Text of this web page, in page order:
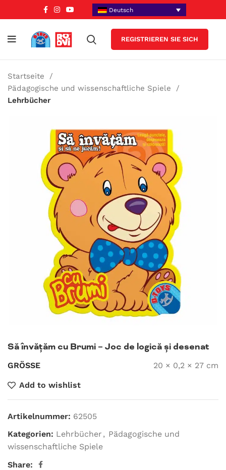
Deutsch
REGISTRIEREN SIE SICH
Startseite
Pädagogische und wissenschaftliche Spiele
Lehrbücher
Să învățăm cu Brumi – Joc de logică și desenat
GRÖSSE 20 × 0,2 × 27 cm
Add to wishlist
Artikelnummer: 62505
Kategorien: Lehrbücher , Pädagogische und
wissenschaftliche Spiele
Share: